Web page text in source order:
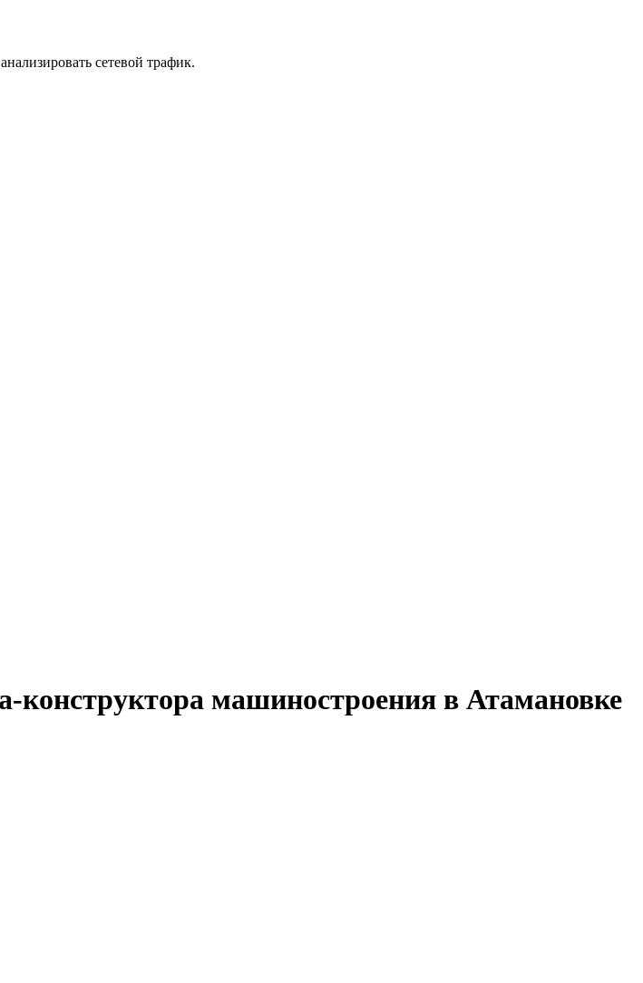
сетевой трафик.
конструктора машиностроения в Атамановке